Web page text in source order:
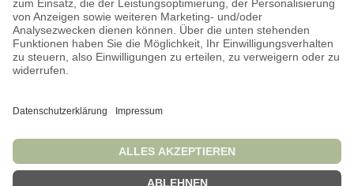
Offizieller Onlineshop für Privatkunden. Alle Preise inkl. gesetzl.
Wir sind stets bemüht, aktuelle und vollständige Informationen auf